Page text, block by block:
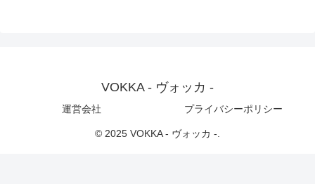
VOKKA - ヴォッカ -
運営会社 プライバシーポリシー
© 2025 VOKKA - ヴォッカ -.